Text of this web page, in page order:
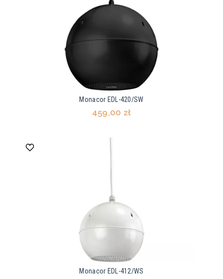
Monacor EDL-420/SW
459,00 zł
Monacor EDL-412/WS